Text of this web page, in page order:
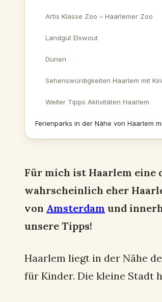
Artis Klasse Zoo – Haarlemer Zoo
Landgut Elswout
Dünen
Sehenswürdigkeiten Haarlem mit
Weiter Tipps Aktivitäten Haarlem
Ferienparks in der Nähe von Haarlem
Für mich ist Haarlem eine
wahrscheinlich eher
von Amsterdam und
unsere Tipps!
Haarlem liegt in der Nähe
für Kinder. Die kleine Stadt